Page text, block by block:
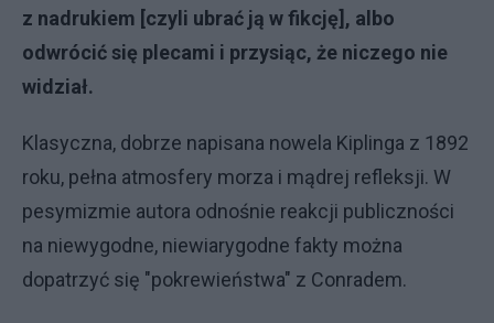
z nadrukiem [czyli ubrać ją w fikcję], albo
odwrócić się plecami i przysiąc, że niczego nie
widział.
Klasyczna, dobrze napisana nowela Kiplinga z 1892
roku, pełna atmosfery morza i mądrej refleksji. W
pesymizmie autora odnośnie reakcji publiczności
na niewygodne, niewiarygodne fakty można
dopatrzyć się "pokrewieństwa" z Conradem.